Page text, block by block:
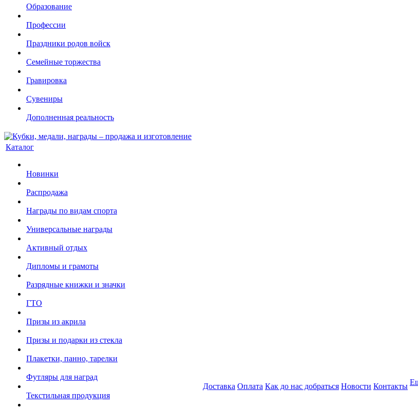
Образование
Профессии
Праздники родов войск
Семейные торжества
Гравировка
Сувениры
Дополненная реальность
Каталог
Новинки
Распродажа
Награды по видам спорта
Универсальные награды
Активный отдых
Дипломы и грамоты
Разрядные книжки и значки
ГТО
Призы из акрила
Призы и подарки из стекла
Плакетки, панно, тарелки
Футляры для наград
Текстильная продукция
Доставка Оплата Как до нас добраться Новости Контакты